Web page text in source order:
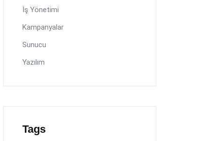
İş Yönetimi
Kampanyalar
Sunucu
Yazılım
Tags